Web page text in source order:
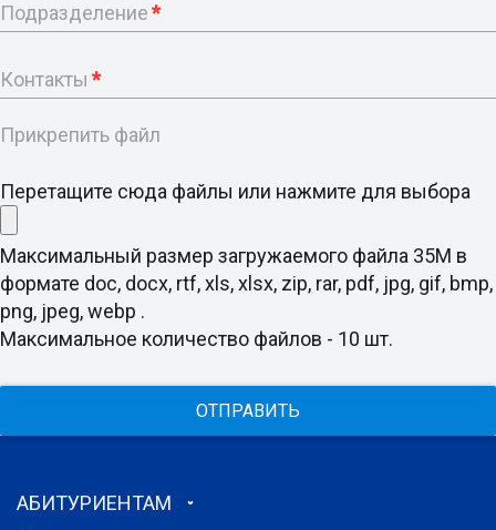
Подразделение*
Контакты *
Прикрепить файл
Перетащите сюда файлы или нажмите для выбора
Максимальный размер загружаемого файла 35M в
формате doc, docx, rtf, xls, xlsx, zip, rar, pdf, jpg, gif, bmp,
png, jpeg, webp .
Максимальное количество файлов - 10 шт.
ОТПРАВИТЬ
АБИТУРИЕНТАМ